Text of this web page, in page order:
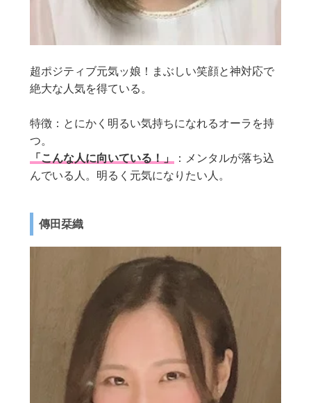
超ポジティブ元気ッ娘！まぶしい笑顔と神対応で
絶大な人気を得ている。
特徴：とにかく明るい気持ちになれるオーラを持
つ。
「こんな人に向いている！」
：メンタルが落ち込
んでいる人。明るく元気になりたい人。
傳田栞織